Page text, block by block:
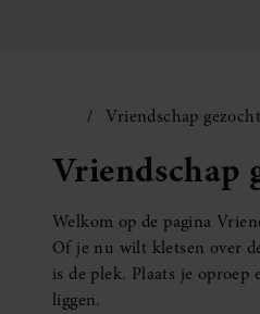
Vriendschap gezocht
Vriendschap
Welkom op de pagina
Of je nu wilt kletsen over
is de plek. Plaats je
liggen.